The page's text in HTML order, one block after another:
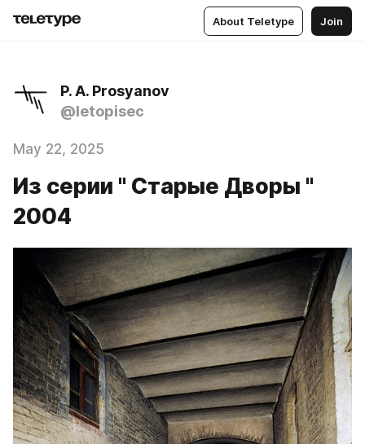
About Teletype Join
P. A. Prosyanov
@letopisec
May 22, 2025
Из серии " Старые Дворы "
2004